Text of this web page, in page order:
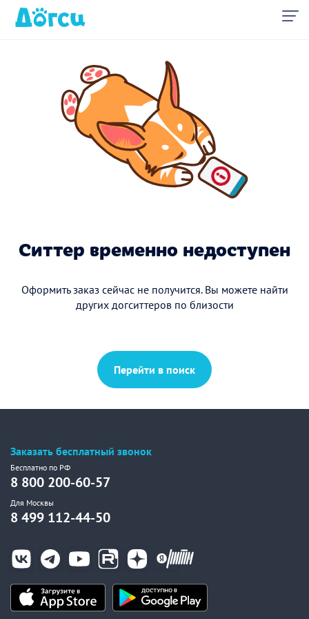
Ситтер временно недоступен
Оформить заказ сейчас не получится. Вы можете найти
других догситтеров по близости
Перейти в поиск
Заказать бесплатный звонок
Бесплатно по РФ
8 800 200-60-57
Для Москвы
8 499 112-44-50